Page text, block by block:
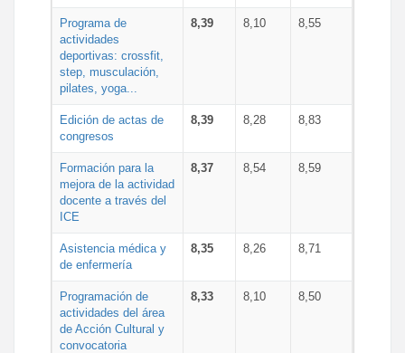
Programa de
actividades
deportivas: crossfit,
step, musculación,
pilates, yoga...
8,39 8,10 8,55
Edición de actas de
congresos
8,39 8,28 8,83
Formación para la
mejora de la actividad
docente a través del
ICE
8,37 8,54 8,59
Asistencia médica y
de enfermería
8,35 8,26 8,71
Programación de
actividades del área
de Acción Cultural y
convocatoria
8,33 8,10 8,50